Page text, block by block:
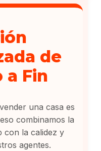
de
a Fin
una casa es
combinamos la
con la calidez y
agentes.